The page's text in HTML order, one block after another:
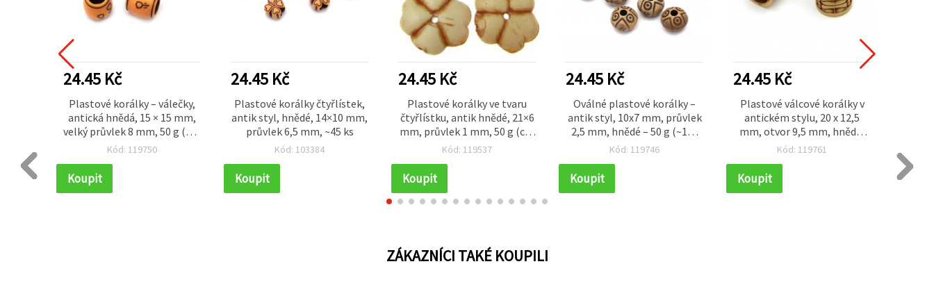
24.45 Kč
Plastové korálky – válečky,
antická hnědá, 15 × 15 mm,
velký průvlek 8 mm, 50 g (cca
32 ks), pro šperky, náramky,
Kód: 119750
Koupit
24.45 Kč
Plastové korálky čtyřlístek,
antik styl, hnědé, 14×10 mm,
průvlek 6,5 mm, ~45 ks
Kód: 103384
Koupit
24.45 Kč
Plastové korálky ve tvaru
čtyřlístku, antik hnědé, 21×6
mm, průvlek 1 mm, 50 g (cca
42 ks)
Kód: 119537
Koupit
24.45 Kč
Oválné plastové korálky –
antik styl, 10x7 mm, průvlek
2,5 mm, hnědé – 50 g (~100
ks)
Kód: 119746
Koupit
24.45 Kč
Plastové válcové korálky v
antickém stylu, 20 x 12,5
mm, otvor 9,5 mm, hnědé,
50 g (cca 64 ks)
Kód: 119761
Koupit
ZÁKAZNÍCI TAKÉ KOUPILI